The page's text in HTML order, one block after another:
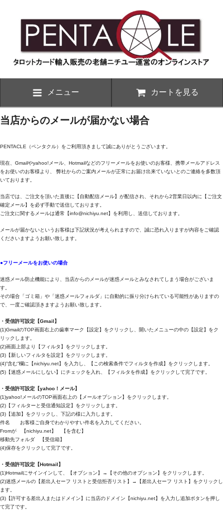
メニュー カートを見る
当店からのメールが届かない場合
PENTACLE（ペンタクル）をご利用頂きまして誠にありがとうございます。
現在、Gmailやyahoo!メール、Hotmailなどのフリーメールをお使いのお客様、携帯メールアドレス
をお使いのお客様より、 弊社からのご案内メールが正常にお届け出来ていないとのご連絡を多数頂
いております。
当店では、ご注文を頂いた直後に【自動配信メール】が配信され、それから2営業日以内に【ご注文
確定メール】を必ず手動で送信しております。
ご注文に関するメールは通常【info@nichiyu.net】を利用し、送信しております。
メールが届かないというお客様は下記状況が考えられますので、誠に恐れ入りますが内容をご確認
くださいますようお願い致します。
●フリーメールをお使いの場合
迷惑メール防止機能により、当店からのメールが迷惑メールとみなされてしまう場合がございま
す。
その場合「ゴミ箱」や「迷惑メールフォルダ」に自動的に振り分けられている可能性がありますの
で、一度ご確認頂きますようお願い致します。
・受信許可設定【Gmail】
(1)GmailのTOP画面右上の歯車マーク【設定】をクリックし、開いたメニューの中の【設定】をク
リックします。
(2)画面上部より【フィルタ】をクリックします。
(3)【新しいフィルタを設定】をクリックします。
(4)”含む”欄に【nichiyu.net】を入力し、【この検索条件でフィルタを作成】をクリックします。
(5)【迷惑メールにしない】にチェックを入れ、【フィルタを作成】をクリックして完了です。
・受信許可設定【yahoo！メール】
(1)yahoo!メールのTOP画面右上の【メールオプション】をクリックします。
(2)【フィルターと受信通知設定】をクリックします。
(3)【追加】をクリックし、下記の様に入力します。
件名 お客様ご自身でわかりやすい件名を入力してください。
Fromが 【nichiyu.net】 【を含む】
移動先フォルダ 【受信箱】
(4)保存をクリックして完了です。
・受信許可設定【Hotmail】
(1)Hotmailにサインインして、【オプション】→【その他のオプション】をクリックします。
(2)迷惑メールの【差出人セーフ リストと受信拒否リスト】→【差出人セーフ リスト】をクリックし
ます。
(3)【許可する差出人またはドメイン】に当店のドメイン【nichiyu.net】を入力し追加ボタンを押し
て完了です。